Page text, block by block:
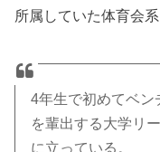
所属していた体育会系
4年生で初めてベン
を輩出する大学リ
に立っている。